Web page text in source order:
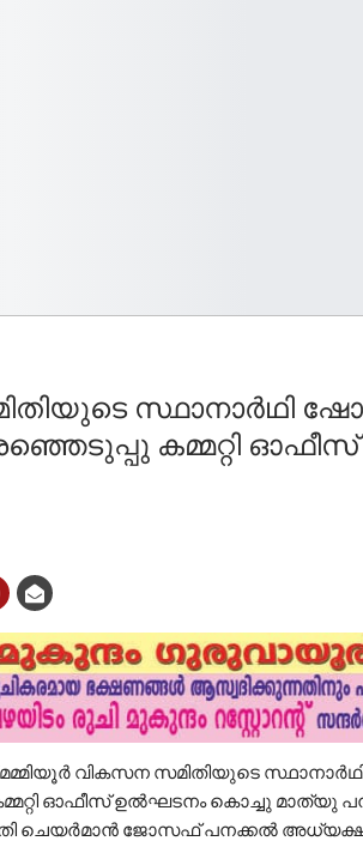
സ്ഥാനാർഥി
കമ്മറ്റി ഓഫീസ്
മമ്മിയൂർ വികസന സമിതിയുടെ
ഓഫീസ് ഉൽഘടനം കൊച്ചു മാത്യു
ചെയർമാൻ ജോസഫ് പനക്കൽ